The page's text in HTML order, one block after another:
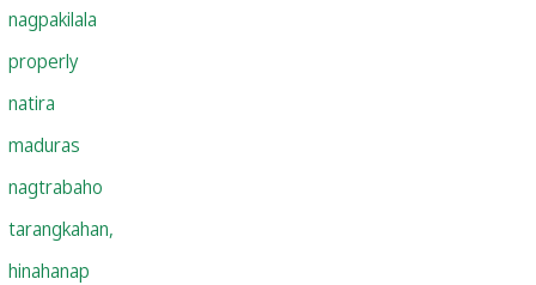
nagpakilala
properly
natira
maduras
nagtrabaho
tarangkahan,
hinahanap